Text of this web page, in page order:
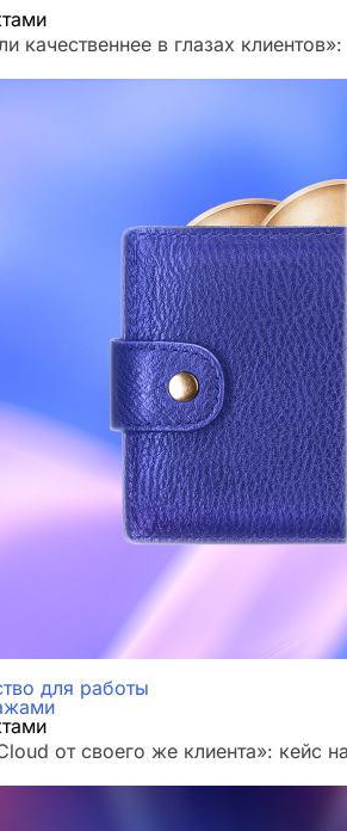
качественнее в глазах
для работы
от своего же клиента»: кейс